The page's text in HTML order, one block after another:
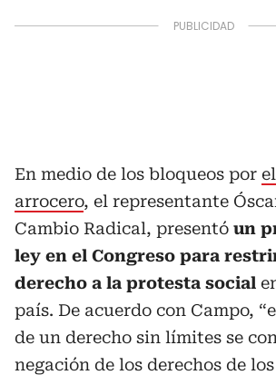
En medio de los bloqueos por
arrocero, el representante
Cambio Radical, presentó un
ley en el Congreso para
derecho a la protesta social
país. De acuerdo con Campo,
de un derecho sin límites se
negación de los derechos de los